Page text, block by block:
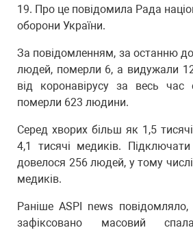
19. Про це повідомила Рада
оборони України.
За повідомленням, за останню
людей, померли 6, а видужали
від коронавірусу за весь час
померли 623 людини.
Серед хворих більш як 1,5
4,1 тисячі медиків.
довелося 256 людей, у тому
медиків.
Раніше ASPI news
зафіксовано масовий